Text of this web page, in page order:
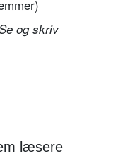
og skriv
læsere